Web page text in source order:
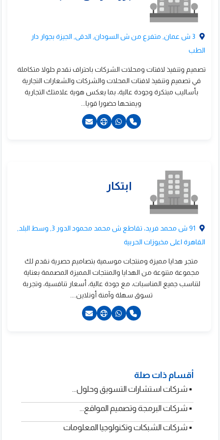
بلس
3 ش عمان, متفرع من ش السودان, الدقى, الجيزة بجوار دار
الطب
تصميم وتنفيذ لافتات ومحلات الشركات باحتراف نقدم حلولا متكاملة
في تصميم وتنفيذ لافتات المحلات والشركات والشعارات التجارية
بأساليب مبتكرة وجودة عالية، بما يعكس هوية علامتك التجارية
ويمنحها حضورا قويا...
91 ش محمد فريد، تقاطع ش محمد محمود الدور 3, وسط البلد,
القاهرة اعلى مخبوزات الحربية
متجر هدايا مميزة ومنتجات موسمية بتصاميم حصرية نقدم لك
مجموعة متنوعة من الهدايا والمنتجات المميزة المصممة بعناية
لتناسب جميع المناسبات، مع جودة عالية، أسعار تنافسية، وتجربة
تسوق سهلة وآمنة أونلاين....
أقسام ذات صلة
▪
شركات استشارات التسويق وحلول...
▪
▪